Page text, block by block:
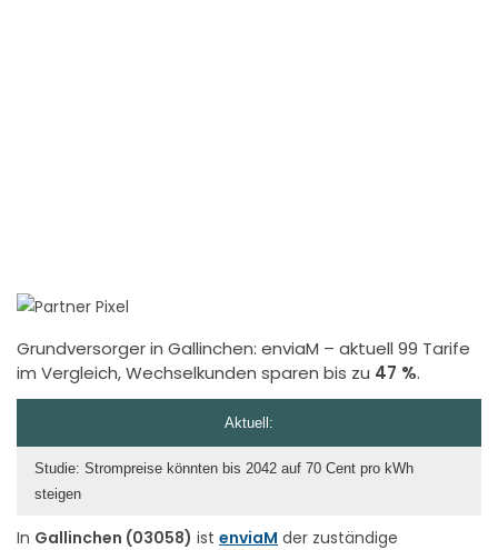
Grundversorger in Gallinchen: enviaM – aktuell 99 Tarife
im Vergleich, Wechselkunden sparen bis zu 47 %.
In Gallinchen (03058) ist enviaM der zuständige
Aktuell:
Studie: Strompreise könnten bis 2042 auf 70 Cent pro kWh
steigen